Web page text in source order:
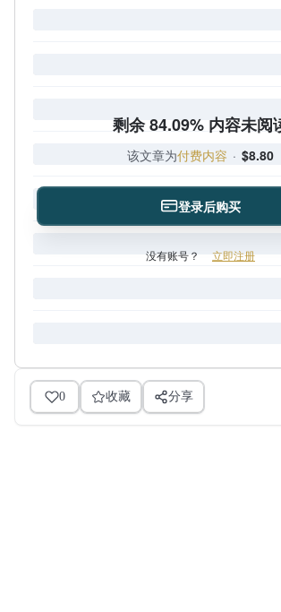
剩余 84.09% 内容未阅
该文章为付费内容 · $8.80
登录后购买
没有账号？ 立即注册
0 收藏 分享